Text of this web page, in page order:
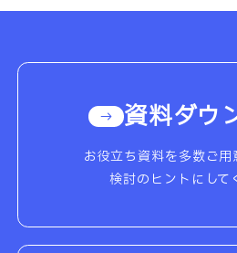
資料ダウ
お役立ち資料を多数ご用
検討のヒントにして